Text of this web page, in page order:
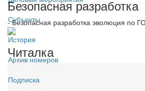
Субъекты
История
Архив номеров
Подписка
Безопасная разработка
- Безопасная разработка эволюция по
Читалка